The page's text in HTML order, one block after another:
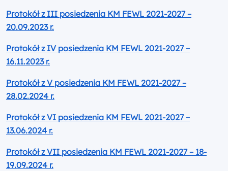
Protokół z III posiedzenia KM FEWL 2021-2027 –
20.09.2023 r.
Protokół z IV posiedzenia KM FEWL 2021-2027 –
16.11.2023 r.
Protokół z V posiedzenia KM FEWL 2021-2027 –
28.02.2024 r.
Protokół z VI posiedzenia KM FEWL 2021-2027 –
13.06.2024 r.
Protokół z VII posiedzenia KM FEWL 2021-2027 – 18-
19.09.2024 r.